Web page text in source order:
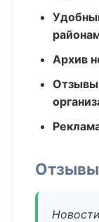
Архив
Отзывы
Отзывы